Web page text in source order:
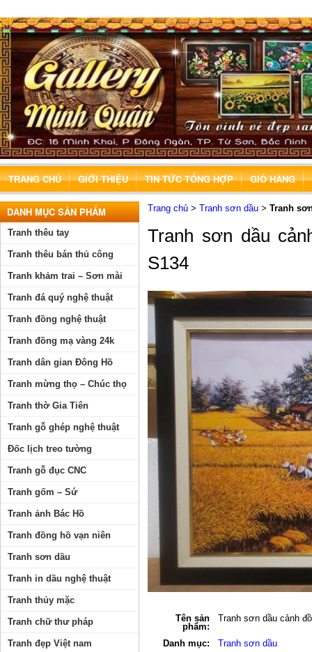
TRANG CHỦ GIỚI THIỆU TIN TỨC TỔNG HỢP GIỎ HÀNG
Trang chủ > Tranh sơn dầu > Tranh
Tranh sơn dầu
S134
Tên sản
phẩm:
Tranh sơn dầu cảnh
Danh mục:
Tranh sơn dầu
DANH MỤC SẢN PHẨM
Tranh thêu tay
Tranh thêu bán thủ công
Tranh khảm trai – Sơn mài
Tranh đá quý nghệ thuật
Tranh đồng nghệ thuật
Tranh đồng mạ vàng 24k
Tranh dân gian Đông Hồ
Tranh mừng thọ – Chúc thọ
Tranh thờ Gia Tiên
Tranh gỗ ghép nghệ thuật
Đốc lịch treo tường
Tranh gỗ đục CNC
Tranh gốm – Sứ
Tranh ảnh Bác Hồ
Tranh đồng hồ vạn niên
Tranh sơn dầu
Tranh in dầu nghệ thuật
Tranh thủy mặc
Tranh chữ thư pháp
Tranh đẹp Việt nam